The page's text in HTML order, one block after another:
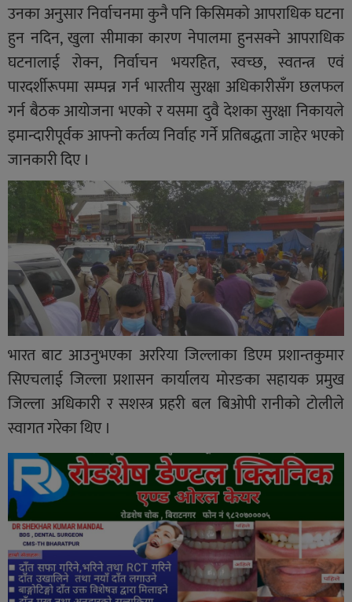
उनका अनुसार निर्वाचनमा कुनै पनि किसिमको आपराधिक घटना
हुन नदिन, खुला सीमाका कारण नेपालमा हुनसक्ने आपराधिक
घटनालाई रोक्न, निर्वाचन भयरहित, स्वच्छ, स्वतन्त्र एवं
पारदर्शीरूपमा सम्पन्न गर्न भारतीय सुरक्षा अधिकारीसँग छलफल
गर्न बैठक आयोजना भएको र यसमा दुवै देशका सुरक्षा निकायले
इमान्दारीपूर्वक आफ्नो कर्तव्य निर्वाह गर्ने प्रतिबद्धता जाहेर भएको
जानकारी दिए ।
भारत बाट आउनुभएका अररिया जिल्लाका डिएम प्रशान्तकुमार
सिएचलाई जिल्ला प्रशासन कार्यालय मोरङका सहायक प्रमुख
जिल्ला अधिकारी र सशस्त्र प्रहरी बल बिओपी रानीको टोलीले
स्वागत गरेका थिए ।